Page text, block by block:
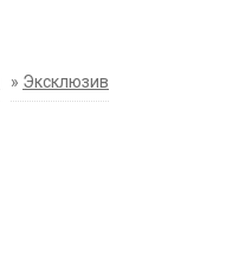
» Эксклюзив